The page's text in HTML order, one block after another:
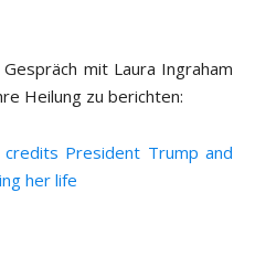
mit Laura Ingraham
Heilung zu berichten:
President Trump and
her life